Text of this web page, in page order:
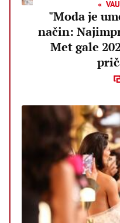
"Moda je
način:
Met gale